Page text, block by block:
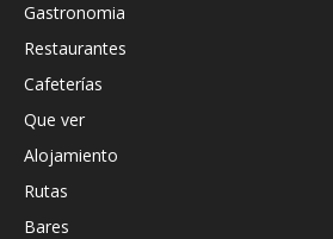
Gastronomia
Restaurantes
Cafeterías
Que ver
Alojamiento
Rutas
Bares